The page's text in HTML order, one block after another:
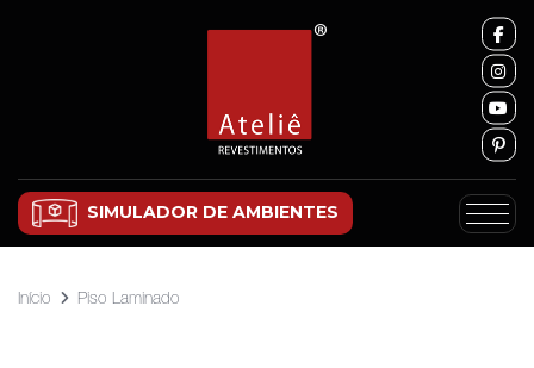
SIMULADOR DE AMBIENTES
Início Piso Laminado